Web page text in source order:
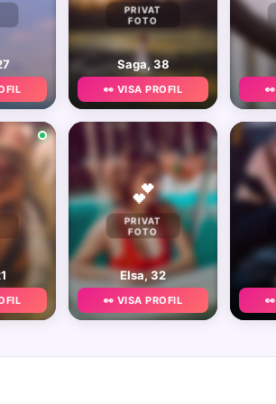
PRIVAT
FOTO
Saga, 38
👀 VISA PROFIL
💕
PRIVAT
FOTO
Elsa, 32
👀 VISA PROFIL